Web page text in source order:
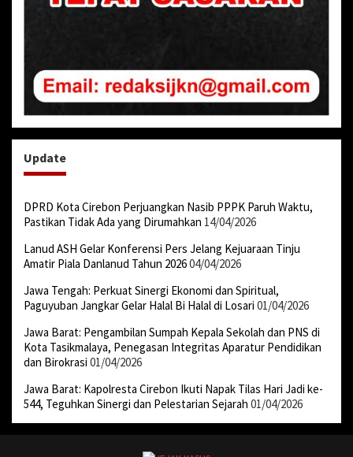
Update
DPRD Kota Cirebon Perjuangkan Nasib PPPK Paruh Waktu,
Pastikan Tidak Ada yang Dirumahkan 14/04/2026
Lanud ASH Gelar Konferensi Pers Jelang Kejuaraan Tinju
Amatir Piala Danlanud Tahun 202604/04/2026
Jawa Tengah: Perkuat Sinergi Ekonomi dan Spiritual,
Paguyuban Jangkar Gelar Halal Bi Halal di Losari 01/04/2026
Jawa Barat: Pengambilan Sumpah Kepala Sekolah dan PNS di
Kota Tasikmalaya, Penegasan Integritas Aparatur Pendidikan
dan Birokrasi 01/04/2026
Jawa Barat: Kapolresta Cirebon Ikuti Napak Tilas Hari Jadi ke-
544, Teguhkan Sinergi dan Pelestarian Sejarah 01/04/2026